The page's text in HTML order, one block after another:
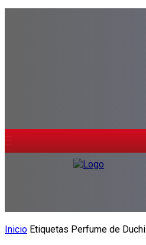
Inicio Etiquetas Perfume de Duchi